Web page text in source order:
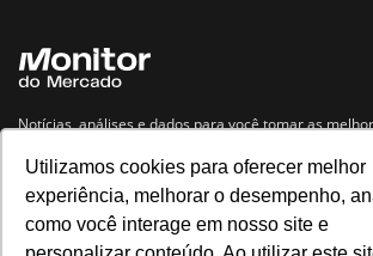
Utilizamos cookies para oferecer melhor
experiência, melhorar o desempenho,
como você interage em nosso site e
Notícias, análises e dados para você tomar as
Navegue no site
Últimas notícias Quem somos E-books
Política de privacidade